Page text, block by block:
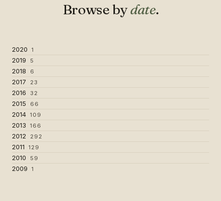
Browse bydate.
2020 1
2019 5
2018 6
2017 23
2016 32
2015 66
2014 109
2013 166
2012 292
2011 129
2010 59
2009 1